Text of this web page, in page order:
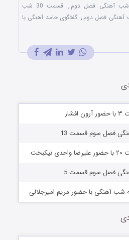
,
قسمت 30 شب
فصل دوم , گفتگوی حامد آهنگی با
فصل سوم قسمت 13
فصل سوم قسمت 5
شب آهنگی با حضور مریم امیرجلالی